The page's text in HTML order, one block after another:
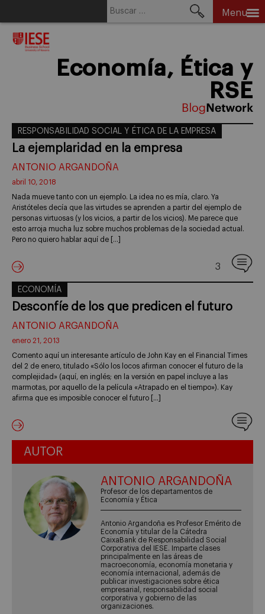
Menu
Economía, Ética y
RSE
RESPONSABILIDAD SOCIAL Y ÉTICA DE LA EMPRESA
La ejemplaridad en la empresa
ANTONIO ARGANDOÑA
abril 10, 2018
Nada mueve tanto con un ejemplo. La idea no es mía, claro. Ya
Aristóteles decía que las virtudes se aprenden a partir del ejemplo de
personas virtuosas (y los vicios, a partir de los vicios). Me parece que
esto arroja mucha luz sobre muchos problemas de la sociedad actual.
Pero no quiero hablar aquí de […]
3
ECONOMÍA
Desconfíe de los que predicen el futuro
ANTONIO ARGANDOÑA
enero 21, 2013
Comento aquí un interesante artículo de John Kay en el Financial Times
del 2 de enero, titulado «Sólo los locos afirman conocer el futuro de la
complejidad» (aquí, en inglés; en la versión en papel incluye a las
marmotas, por aquello de la película «Atrapado en el tiempo»). Kay
afirma que es imposible conocer el futuro […]
AUTOR
ANTONIO ARGANDOÑA
Profesor de los departamentos de
Economía y Ética
Antonio Argandoña es Profesor Emérito de
Economía y titular de la Cátedra
CaixaBank de Responsabilidad Social
Corporativa del IESE. Imparte clases
principalmente en las áreas de
macroeconomía, economía monetaria y
economía internacional, además de
publicar investigaciones sobre ética
empresarial, responsabilidad social
corporativa y gobierno de las
organizaciones.